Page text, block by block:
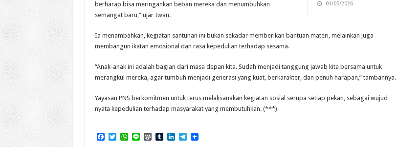
01/05/2026
berharap bisa meringankan beban mereka dan menumbuhkan
semangat baru,” ujar Iwan.
Ia menambahkan, kegiatan santunan ini bukan sekadar memberikan bantuan materi, melainkan juga
membangun ikatan emosional dan rasa kepedulian terhadap sesama.
“Anak-anak ini adalah bagian dari masa depan kita. Sudah menjadi tanggung jawab kita bersama untuk
merangkul mereka, agar tumbuh menjadi generasi yang kuat, berkarakter, dan penuh harapan,” tambahnya.
Yayasan PNS berkomitmen untuk terus melaksanakan kegiatan sosial serupa setiap pekan, sebagai wujud
nyata kepedulian terhadap masyarakat yang membutuhkan. (***)
F
T
W L
W T
L
T